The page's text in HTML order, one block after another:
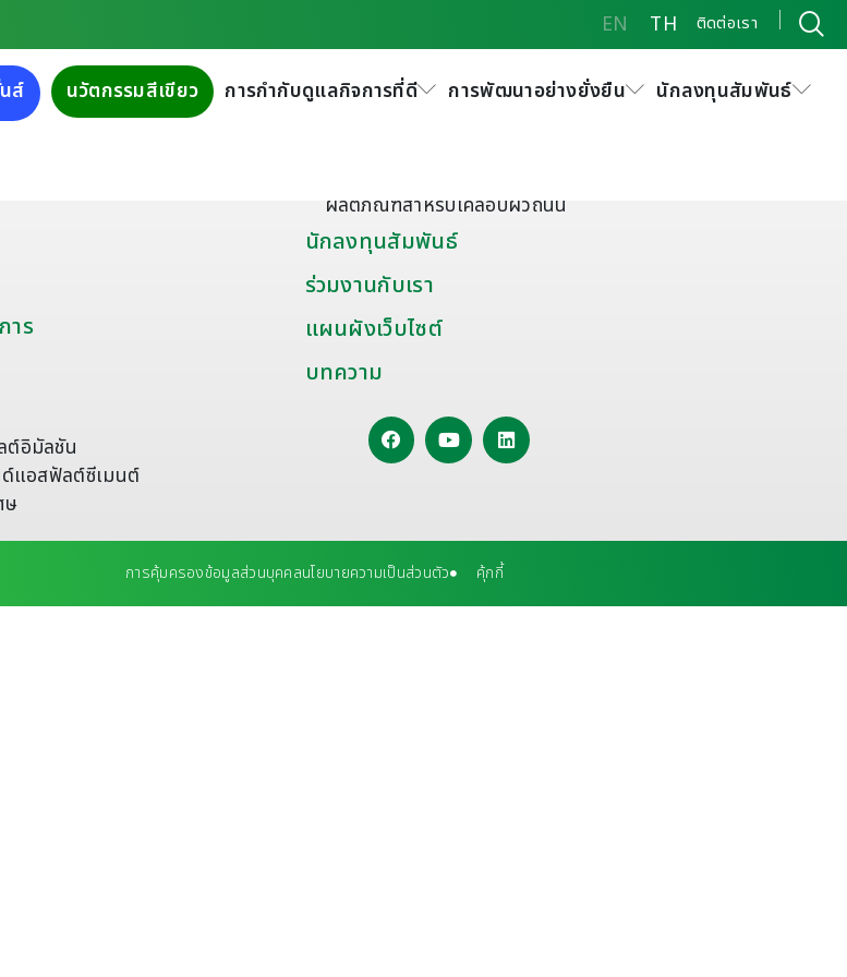
EN TH ติดต่อเรา
ส์ นวัตกรรมสีเขียว การกำกับดูแลกิจการที่ดี การพัฒนาอย่างยั่งยืน นักลงทุนสัมพันธ์
าร
ต์อิมัลชัน
ด์แอสฟัลต์ซีเมนต์
ษ
ผลิตภัณฑ์พิเศษและอื่นๆ
ผลิตภัณฑ์สำหรับเคลือบผิวถนน
นักลงทุนสัมพันธ์
ร่วมงานกับเรา
แผนผังเว็บไซต์
บทความ
การคุ้มครองข้อมูลส่วนบุคคลนโยบายความเป็นส่วนตัว คุ้กกี้